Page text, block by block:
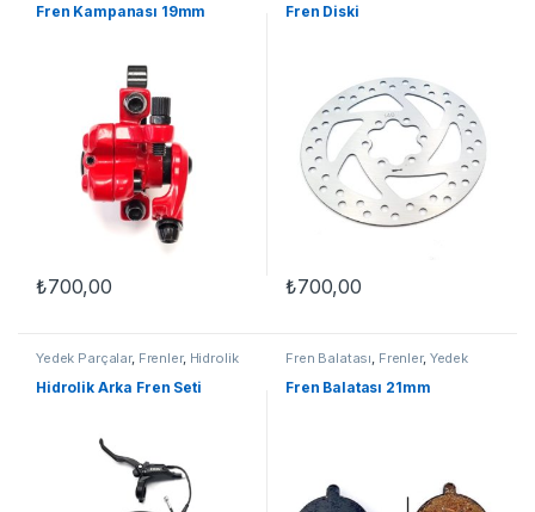
Fren Kampanası 19mm
₺700,00
Fren Diski
₺700,00
Yedek Parçalar, Frenler, Hidrolik
Hidrolik Arka Fren Seti
Fren Balatası Frenler, Yedek
Fren Balatası 21mm